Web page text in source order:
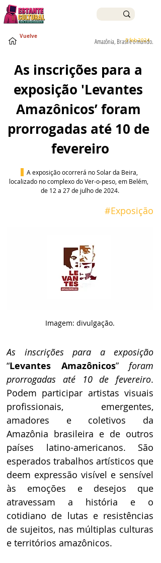
5 feb 2024
Amazônia, Brasil e o mundo.
Vuelve
As inscrições para a
exposição 'Levantes
Amazônicos’ foram
prorrogadas até 10 de
fevereiro
A exposição ocorrerá no Solar da Beira,
localizado no complexo do Ver-o-peso, em Belém,
de 12 a 27 de julho de 2024.
#Exposição
Imagem: divulgação.
As inscrições para a exposição
“Levantes Amazônicos” foram
prorrogadas até 10 de fevereiro.
Podem participar artistas visuais
profissionais, emergentes,
amadores e coletivos da
Amazônia brasileira e de outros
países latino-americanos. São
esperados trabalhos artísticos que
deem expressão visível e sensível
às emoções e desejos que
atravessam a história e o
cotidiano de lutas e resistências
de sujeitos, nas múltiplas culturas
e territórios amazônicos.